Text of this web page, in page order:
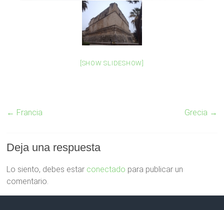
[SHOW SLIDESHOW]
← Francia Grecia →
Deja una respuesta
Lo siento, debes estar conectado para publicar un
comentario.